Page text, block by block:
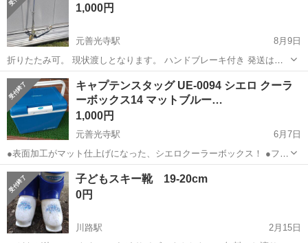
大きさは23㎝です。 ...
1,000円
元善光寺駅
8月9日
折りたたみ可。 現状渡しとなります。 ハンドブレーキ付き 発送はし
ません。
長野 下伊那郡 元善光寺駅 スポーツ キックボード
キャプテンスタッグ UE-0094 シエロ クーラ
ーボックス14 マットブルー…
1,000円
元善光寺駅
6月7日
●表面加工がマット仕上げになった、シエロクーラーボックス！ ●フタ
がフラットなので、簡易テーブルとしても使えます。 ●ワンプッシュ
開閉で、出し入れがしやすいです。 ●500mLペットボトルを、縦置き
で11本収納できます。 ●...
長野 下伊那郡 元善光寺駅
子どもスキー靴 19-20cm
0円
川路駅
2月15日